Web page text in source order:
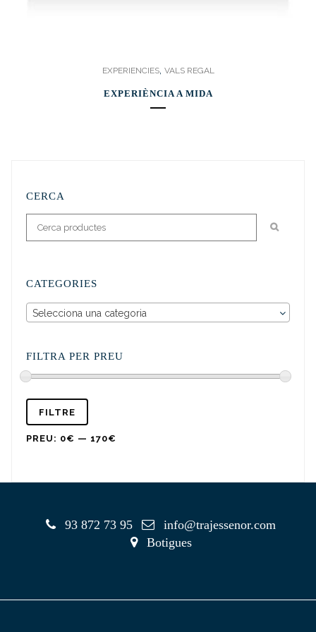
EXPERIENCIES, VALS REGAL
EXPERIÈNCIA A MIDA
CERCA
CATEGORIES
Selecciona una categoria
FILTRA PER PREU
FILTRE
PREU: 0€ — 170€
93 872 73 95
info@trajessenor.com
Botigues